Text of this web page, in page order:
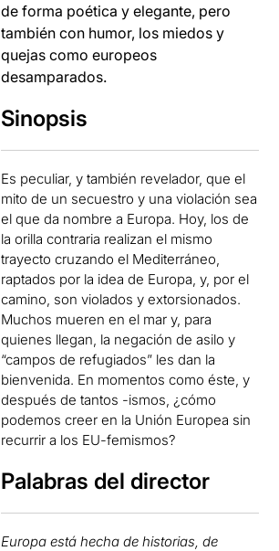
de forma poética y elegante, pero
también con humor, los miedos y
quejas como europeos
desamparados.
Sinopsis
Es peculiar, y también revelador, que el
mito de un secuestro y una violación sea
el que da nombre a Europa. Hoy, los de
la orilla contraria realizan el mismo
trayecto cruzando el Mediterráneo,
raptados por la idea de Europa, y, por el
camino, son violados y extorsionados.
Muchos mueren en el mar y, para
quienes llegan, la negación de asilo y
“campos de refugiados” les dan la
bienvenida. En momentos como éste, y
después de tantos -ismos, ¿cómo
podemos creer en la Unión Europea sin
recurrir a los EU-femismos?
Palabras del director
Europa está hecha de historias, de